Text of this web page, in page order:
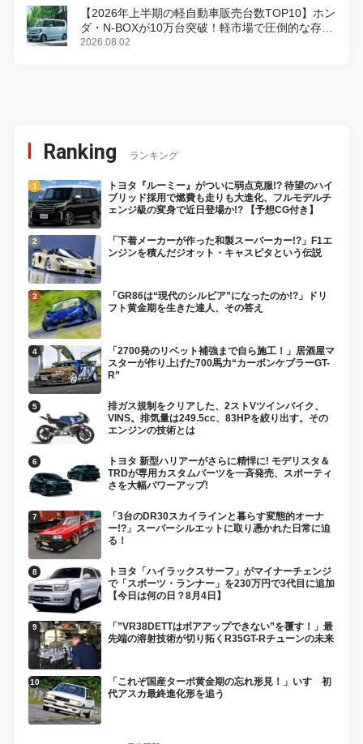
【2026年上半期の軽自動車販売台数TOP10】ホン
ダ・N-BOXが10万台突破！軽市場で圧倒的な存在
感
2026.08.02
Ranking ランキング
トヨタ『ルーミー』がついに弱点克服!? 待望のハイ
ブリッド採用で燃費も走りも大進化、フルモデルチ
ェンジ級の変身で近日登場か!? 【予想CG付き】
「下着メーカーが作った和製スーパーカー!?」F1エ
ンジンを積んだジオット・キャスピタという伝説
「GR86は“現代のシルビア”になったのか!?」ドリ
フト黄金期を生きた達人、その答え
「2700発のリベット補強まで自ら施工！」居酒屋マ
スターが作り上げた700馬力“カーボンケブラーGT-
R”
排ガス規制をクリアした、2ストVツインバイク、
VINS。排気量は249.5cc、83HPを絞り出す。その
エンジンの技術とは
トヨタ 新型ハリアーがさらに精悍に! モデリスタ＆
TRDが専用カスタムパーツを一斉発売、スポーティ
さを大幅パワーアップ!
「3台のDR30スカイラインと暮らす変態的オーナ
ー!?」スーパーシルエットに取り憑かれた日常に迫
る！
トヨタ「ハイラックスサーフ」がマイナーチェンジ
で「スポーツ・ランナー」を230万円で3代目に追加
【今日は何の日？8月4日】
「”VR38DETTはボアアップできない”を覆す！」最
先端の溶射技術が切り拓くR35GT-Rチューンの未来
「これぞ国産ターボ黄金期の忘れ形見！」いすゞ初
代アスカ最終進化形を追う